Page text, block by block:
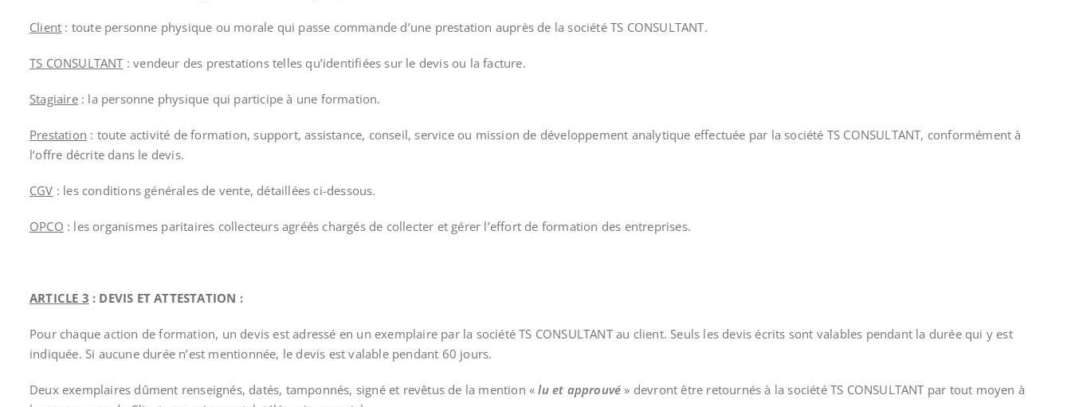
Client : toute personne physique ou morale qui passe commande d’une prestation auprès de la société TS CONSULTANT.
TS CONSULTANT : vendeur des prestations telles qu’identifiées sur le devis ou la facture.
Stagiaire: la personne physique qui participe à une formation.
Prestation : toute activité de formation, support, assistance, conseil, service ou mission de développement analytique effectuée par la société TS CONSULTANT, conformément à
l’offre décrite dans le devis.
CGV : les conditions générales de vente, détaillées ci-dessous.
OPCO : les organismes paritaires collecteurs agréés chargés de collecter et gérer l’effort de formation des entreprises.
ARTICLE 3 : DEVIS ET ATTESTATION :
Pour chaque action de formation, un devis est adressé en un exemplaire par la société TS CONSULTANT au client. Seuls les devis écrits sont valables pendant la durée qui y est
indiquée. Si aucune durée n’est mentionnée, le devis est valable pendant 60 jours.
Deux exemplaires dûment renseignés, datés, tamponnés, signé et revêtus de la mention «lu et approuvé » devront être retournés à la société TS CONSULTANT par tout moyen à